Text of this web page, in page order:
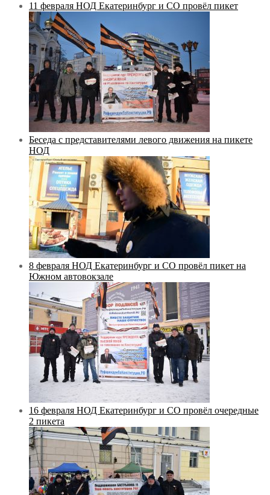
11 февраля НОД Екатеринбург и СО провёл пикет
Беседа с представителями левого движения на пикете
НОД
8 февраля НОД Екатеринбург и СО провёл пикет на
Южном автовокзале
16 февраля НОД Екатеринбург и СО провёл очередные
2 пикета